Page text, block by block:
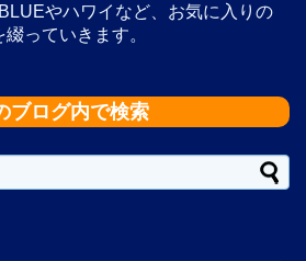
やハワイなど、お気に入りの
っていきます。
ブログ内で検索